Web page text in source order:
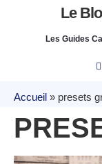
Le
Les Guides
Accueil » presets